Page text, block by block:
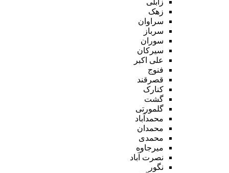
زهک
سراوان
سرباز
سوران
سیرکان
علی اکبر
فنوج
قصرقند
کنارک
گشت
گلمورتی
محمدآباد
محمدان
محمدی
میرجاوه
نصرت آباد
نگور